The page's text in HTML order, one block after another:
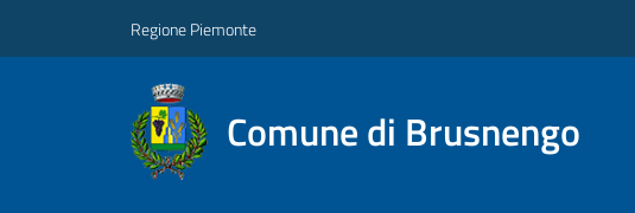
Regione Piemonte
Comune di Brusnengo